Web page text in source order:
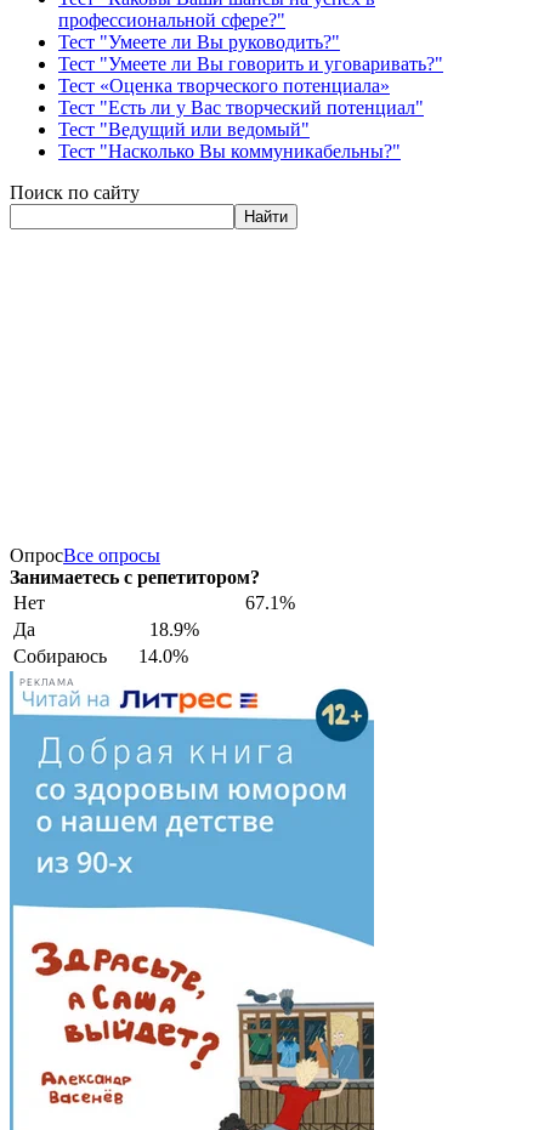
профессиональной сфере?"
Тест "Умеете ли Вы руководить?"
Тест "Умеете ли Вы говорить и уговаривать?"
Тест «Оценка творческого потенциала»
Тест "Есть ли у Вас творческий потенциал"
Тест "Ведущий или ведомый"
Тест "Насколько Вы коммуникабельны?"
Поиск по сайту
Найти
ОпросВсе опросы
Занимаетесь с репетитором?
Нет
67.1%
Да
18.9%
Собираюсь
14.0%
РЕКЛАМА